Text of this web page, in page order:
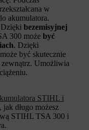
w
akumulatora.
bezemisyjnej
300 może być
. Dzięki
być skutecznie
Umożliwia
STIHL i
jak długo możesz
STIHL TSA 300 i